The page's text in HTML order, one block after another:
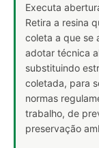
Executa
Retira a resina
coleta a que se
adotar técnica
substituindo
coletada, para
normas
trabalho, de
preservação